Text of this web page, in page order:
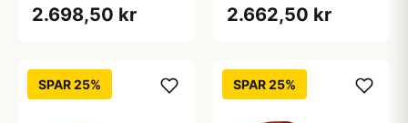
2.698,50 kr 2.662,50 kr
SPAR 25% SPAR 25%